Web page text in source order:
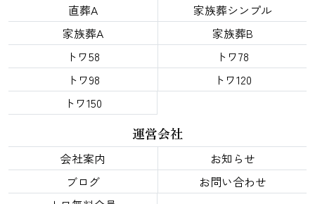
直葬A
家族葬シンプル
家族葬A
家族葬B
トワ58
トワ78
トワ98
トワ120
トワ150
運営会社
会社案内
お知らせ
ブログ
お問い合わせ